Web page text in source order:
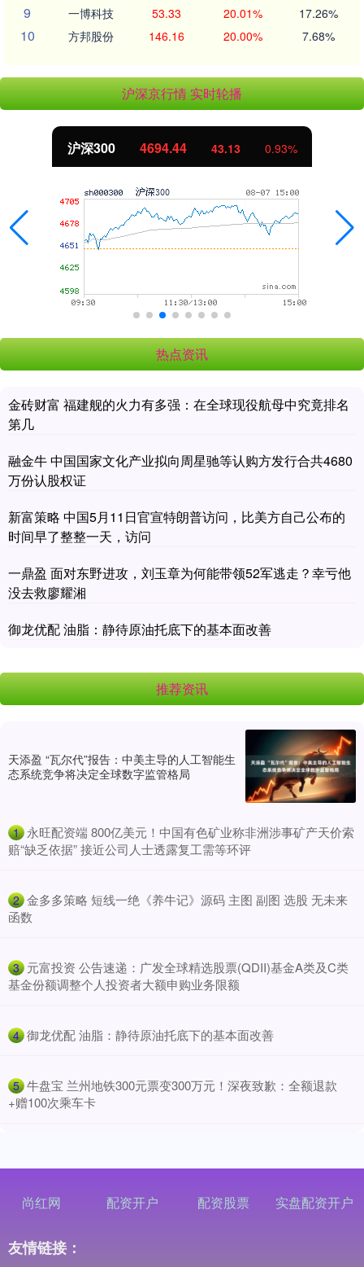
9 一博科技 53.33 20.01% 17.26%
10 方邦股份 146.16 20.00% 7.68%
沪深京行情 实时轮播
沪深300 4694.44 43.13 0.93%
热点资讯
金砖财富 福建舰的火力有多强：在全球现役航母中究竟排名
第几
融金牛 中国国家文化产业拟向周星驰等认购方发行合共4680
万份认股权证
新富策略 中国5月11日官宣特朗普访问，比美方自己公布的
时间早了整整一天，访问
一鼎盈 面对东野进攻，刘玉章为何能带领52军逃走？幸亏他
没去救廖耀湘
御龙优配 油脂：静待原油托底下的基本面改善
推荐资讯
天添盈 “瓦尔代”报告：中美主导的人工智能生
态系统竞争将决定全球数字监管格局
1 ​永旺配资端 800亿美元！中国有色矿业称非洲涉事矿产天价索
赔“缺乏依据” 接近公司人士透露复工需等环评
2 ​金多多策略 短线一绝《养牛记》源码 主图 副图 选股 无未来
函数
3 ​元富投资 公告速递：广发全球精选股票(QDII)基金A类及C类
基金份额调整个人投资者大额申购业务限额
4 ​御龙优配 油脂：静待原油托底下的基本面改善
5 ​牛盘宝 兰州地铁300元票变300万元！深夜致歉：全额退款
+赠100次乘车卡
尚红网 配资开户 配资股票 实盘配资开户
友情链接：